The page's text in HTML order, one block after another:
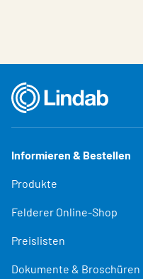
Informieren & Bestellen
Produkte
Felderer Online-Shop
Preislisten
Dokumente & Broschüren